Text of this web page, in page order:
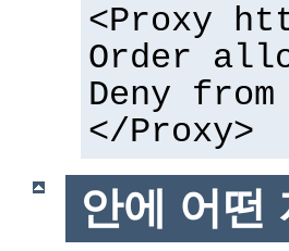
<Proxy
Order
Deny
</Proxy>
안에 어떤